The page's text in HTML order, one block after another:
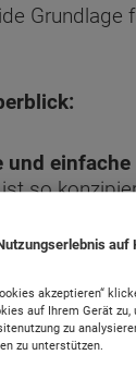
Grundlage
und einfache
so
können. Das
Umwege
Rate
auf
akzeptieren“
auf Ihrem Gerät
zu
zu unterstützen.